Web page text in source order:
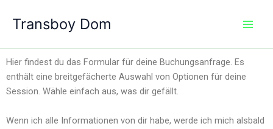
InhaltTransboy Dom
Hier findest du das Formular für deine Buchungsanfrage. Es
enthält eine breitgefächerte Auswahl von Optionen für deine
Session. Wähle einfach aus, was dir gefällt.
Wenn ich alle Informationen von dir habe, werde ich mich alsbald